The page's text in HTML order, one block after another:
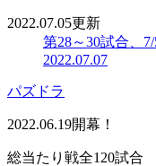
2022.07.05更新
第28～30試合、7/
2022.07.07
パズドラ
2022.06.19開幕！
総当たり戦全120試合